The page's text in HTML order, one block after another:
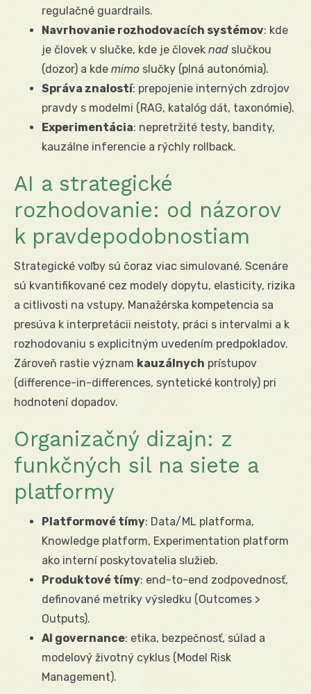
regulačné guardrails.
Navrhovanie rozhodovacích systémov: kde
je človek v slučke, kde je človek nad slučkou
(dozor) a kde mimo slučky (plná autonómia).
Správa znalostí: prepojenie interných zdrojov
pravdy s modelmi (RAG, katalóg dát, taxonómie).
Experimentácia: nepretržité testy, bandity,
kauzálne inferencie a rýchly rollback.
AI a strategické
rozhodovanie: od názorov
k pravdepodobnostiam
Strategické voľby sú čoraz viac simulované. Scenáre
sú kvantifikované cez modely dopytu, elasticity, rizika
a citlivosti na vstupy. Manažérska kompetencia sa
presúva k interpretácii neistoty, práci s intervalmi a k
rozhodovaniu s explicitným uvedením predpokladov.
Zároveň rastie význam kauzálnych prístupov
(difference-in-differences, syntetické kontroly) pri
hodnotení dopadov.
Organizačný dizajn: z
funkčných sil na siete a
platformy
Platformové tímy: Data/ML platforma,
Knowledge platform, Experimentation platform
ako interní poskytovatelia služieb.
Produktové tímy: end-to-end zodpovednosť,
definované metriky výsledku (Outcomes >
Outputs).
AI governance: etika, bezpečnosť, súlad a
modelový životný cyklus (Model Risk
Management).